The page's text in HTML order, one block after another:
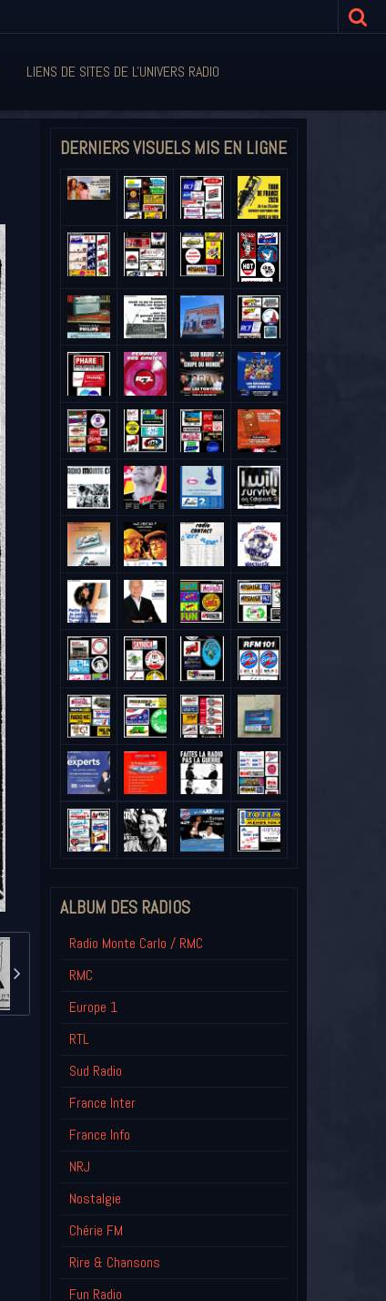
LIENS DE SITES DE L'UNIVERS RADIO
DERNIERS VISUELS MIS EN LIGNE
ALBUM DES RADIOS
Radio Monte Carlo / RMC
RMC
Europe 1
RTL
Sud Radio
France Inter
France Info
NRJ
Nostalgie
Chérie FM
Rire & Chansons
Fun Radio